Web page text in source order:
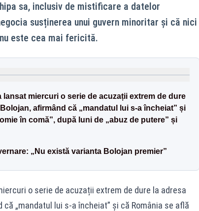
sa, inclusiv de mistificare a datelor
susținerea unui guvern minoritar și că nici
este cea mai fericită.
lansat miercuri o serie de acuzații extrem de dure
afirmând că „mandatul lui s-a încheiat” și
în comă”, după luni de „abuz de putere” și
„Nu există varianta Bolojan premier”
o serie de acuzații extrem de dure la adresa
„mandatul lui s-a încheiat” și că România se află